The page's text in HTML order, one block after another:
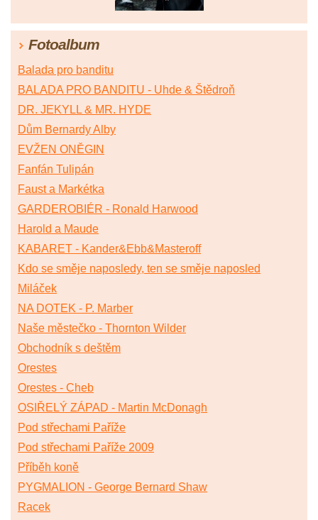
Fotoalbum
Balada pro banditu
BALADA PRO BANDITU - Uhde & Štědroň
DR. JEKYLL & MR. HYDE
Dům Bernardy Alby
EVŽEN ONĚGIN
Fanfán Tulipán
Faust a Markétka
GARDEROBIÉR - Ronald Harwood
Harold a Maude
KABARET - Kander&Ebb&Masteroff
Kdo se směje naposledy, ten se směje naposled
Miláček
NA DOTEK - P. Marber
Naše městečko - Thornton Wilder
Obchodník s deštěm
Orestes
Orestes - Cheb
OSIŘELÝ ZÁPAD - Martin McDonagh
Pod střechami Paříže
Pod střechami Paříže 2009
Příběh koně
PYGMALION - George Bernard Shaw
Racek